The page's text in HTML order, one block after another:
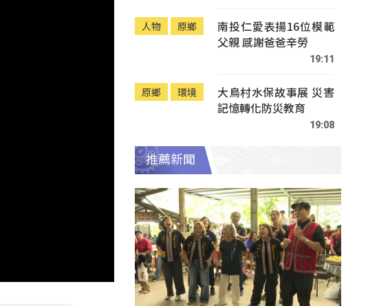
人物 原鄉
南投仁愛表揚16位模範
父親 感謝爸爸辛勞
19:11
原鄉 環境
大鳥村水保故事展 災害
記憶轉化防災教育
19:08
推薦新聞